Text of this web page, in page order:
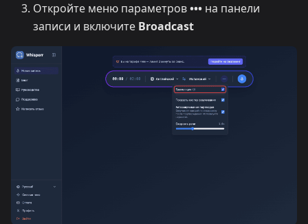
Откройте меню параметров••• на панели
записи и включите Broadcast